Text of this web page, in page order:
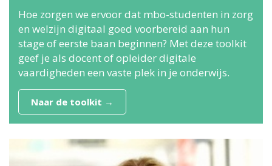
Hoe zorgen we ervoor dat mbo-studenten in zorg
en welzijn digitaal goed voorbereid aan hun
stage of eerste baan beginnen? Met deze toolkit
geef je als docent of opleider digitale
vaardigheden een vaste plek in je onderwijs.
Naar de toolkit →